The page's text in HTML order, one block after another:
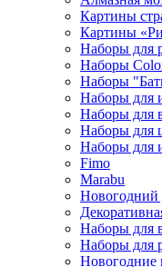
Картины
Картины
Наборы для
Наборы
Наборы
Наборы для
Наборы для
Наборы для
Наборы для
Fimo
Marabu
Новогодний
Наборы для
Наборы для
Новогодние